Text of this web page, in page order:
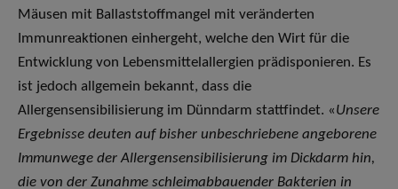
Mäusen mit Ballaststoffmangel mit veränderten
Immunreaktionen einhergeht, welche den Wirt für die
Entwicklung von Lebensmittelallergien prädisponieren. Es
ist jedoch allgemein bekannt, dass die
Allergensensibilisierung im Dünndarm stattfindet. «Unsere
Ergebnisse deuten auf bisher unbeschriebene angeborene
Immunwege der Allergensensibilisierung im Dickdarm hin,
die von der Zunahme schleimabbauender Bakterien in